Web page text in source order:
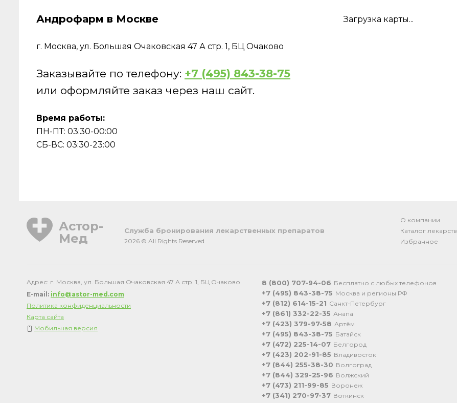
Андрофарм в Москве
г. Москва, ул. Большая Очаковская 47 А стр. 1, БЦ Очаково
Заказывайте по телефону: +7 (495) 843-38-75
или оформляйте заказ через наш сайт.
Время работы:
ПН-ПТ: 03:30-00:00
СБ-ВС: 03:30-23:00
Загрузка карты...
Астор-
Мед
Cлужба бронирования лекарственных препаратов
2026 © All Rights Reserved
О компании
Каталог лекарств
Избранное
Адрес: г. Москва, ул. Большая Очаковская 47 А стр. 1, БЦ Очаково
E-mail: info@astor-med.com
Политика конфиденциальности
Карта сайта
Мобильная версия
8 (800) 707-94-06 Бесплатно с любых телефонов
+7 (495) 843-38-75 Москва и регионы РФ
+7 (812) 614-15-21 Санкт-Петербург
+7 (861) 332-22-35 Анапа
+7 (423) 379-97-58 Артём
+7 (495) 843-38-75 Батайск
+7 (472) 225-14-07 Белгород
+7 (423) 202-91-85 Владивосток
+7 (844) 255-38-30 Волгоград
+7 (844) 329-25-96 Волжский
+7 (473) 211-99-85 Воронеж
+7 (341) 270-97-37 Воткинск